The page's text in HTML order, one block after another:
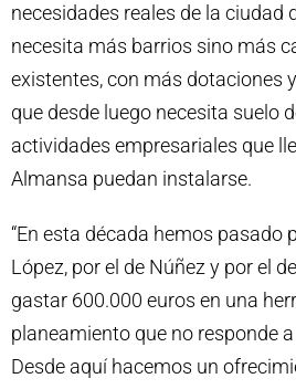
necesidades reales de la ciudad
necesita más barrios sino más
existentes, con más dotaciones
que desde luego necesita suelo
actividades empresariales que
Almansa puedan instalarse.
“En esta década hemos pasado
López, por el de Núñez y por el
gastar 600.000 euros en una
planeamiento que no responde
Desde aquí hacemos un